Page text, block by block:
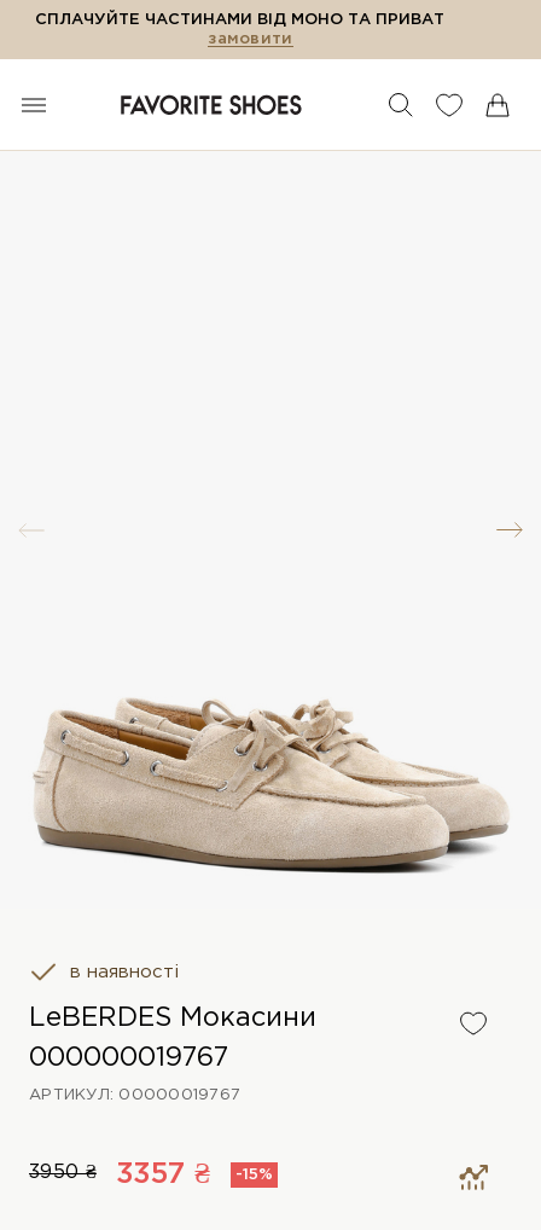
СПЛАЧУЙТЕ ЧАСТИНАМИ ВІД МОНО ТА ПРИВАТ
замовити
в наявності
LeBERDES Мокасини
000000019767
АРТИКУЛ: 00000019767
3950 ₴ 3357 ₴ -15%